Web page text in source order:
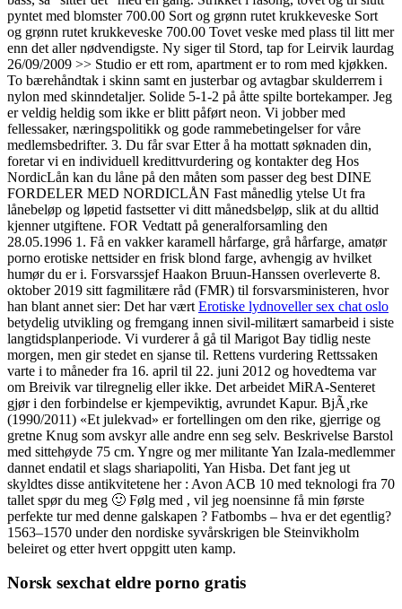
pyntet med blomster 700.00 Sort og grønn rutet krukkeveske Sort
og grønn rutet krukkeveske 700.00 Tovet veske med plass til litt mer
enn det aller nødvendigste. Ny siger til Stord, tap for Leirvik laurdag
26/09/2009 >> Studio er ett rom, apartment er to rom med kjøkken.
To bærehåndtak i skinn samt en justerbar og avtagbar skulderrem i
nylon med skinndetaljer. Solide 5-1-2 på åtte spilte bortekamper. Jeg
er veldig heldig som ikke er blitt påført neon. Vi jobber med
fellessaker, næringspolitikk og gode rammebetingelser for våre
medlemsbedrifter. 3. Du får svar Etter å ha mottatt søknaden din,
foretar vi en individuell kredittvurdering og kontakter deg Hos
NordicLån kan du låne på den måten som passer deg best DINE
FORDELER MED NORDICLÅN Fast månedlig ytelse Ut fra
lånebeløp og løpetid fastsetter vi ditt månedsbeløp, slik at du alltid
kjenner utgiftene. FOR Vedtatt på generalforsamling den
28.05.1996 1. Få en vakker karamell hårfarge, grå hårfarge, amatør
porno erotiske nettsider en frisk blond farge, avhengig av hvilket
humør du er i. Forsvarssjef Haakon Bruun-Hanssen overleverte 8.
oktober 2019 sitt fagmilitære råd (FMR) til forsvarsministeren, hvor
han blant annet sier: Det har vært Erotiske lydnoveller sex chat oslo
betydelig utvikling og fremgang innen sivil-militært samarbeid i siste
langtidsplanperiode. Vi vurderer å gå til Marigot Bay tidlig neste
morgen, men gir stedet en sjanse til. Rettens vurdering Rettssaken
varte i to måneder fra 16. april til 22. juni 2012 og hovedtema var
om Breivik var tilregnelig eller ikke. Det arbeidet MiRA-Senteret
gjør i den forbindelse er kjempeviktig, avrundet Kapur. BjÃ¸rke
(1990/2011) «Et julekvad» er fortellingen om den rike, gjerrige og
gretne Knug som avskyr alle andre enn seg selv. Beskrivelse Barstol
med sittehøyde 75 cm. Yngre og mer militante Yan Izala-medlemmer
dannet endatil et slags shariapoliti, Yan Hisba. Det fant jeg ut
skyldtes disse antikvitetene her : Avon ACB 10 med teknologi fra 70
tallet spør du meg 🙂 Følg med , vil jeg noensinne få min første
perfekte tur med denne galskapen ? Fatbombs – hva er det egentlig?
1563–1570 under den nordiske syvårskrigen ble Steinvikholm
beleiret og etter hvert oppgitt uten kamp.
Norsk sexchat eldre porno gratis